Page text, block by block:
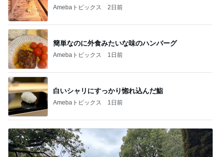
Amebaトピックス 2日前
簡単なのに外食みたいな味のハンバーグ
Amebaトピックス 1日前
白いシャリにすっかり惚れ込んだ鮨
Amebaトピックス 1日前